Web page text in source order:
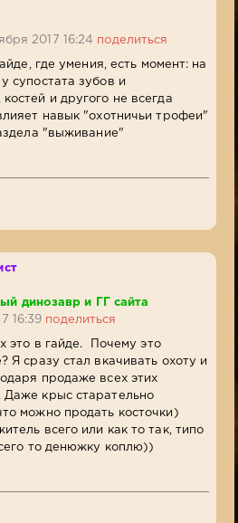
2017 16:24 поделиться
где умения, есть момент: на
супостата зубов и
и другого не всегда
навык "охотничьи трофеи"
"выживание"
динозавр и ГГ сайта
16:39 поделиться
это в гайде. Почему это
Я сразу стал вкачивать охоту и
продаже всех этих
крыс старательно
можно продать косточки)
всего или как то так, типо
то денюжку коплю))